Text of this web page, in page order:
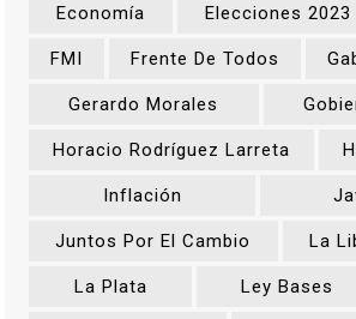
Economía Elecciones 2023
FMI Frente De Todos
Gerardo Morales
Horacio Rodríguez Larreta
Inflación
Juntos Por El Cambio La
La Plata Ley Bases